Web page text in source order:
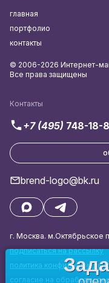
Контакты
+7 (495) 748-18-
brend-logo@bk.ru
г. Москва. м.Октябрьское
подписаться на рассылку
политика
согласие на обработку
главная
портфолио
контакты
© 2006-2026 Интернет-
Все права защищены